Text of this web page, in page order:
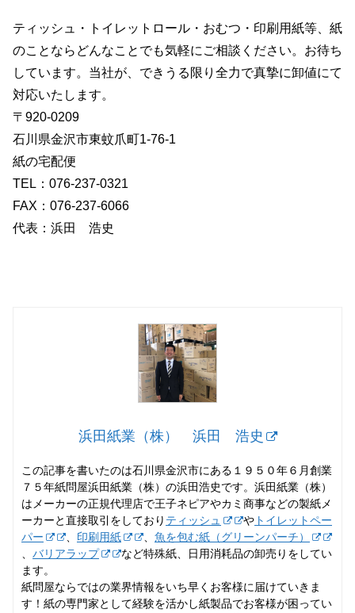
ティッシュ・トイレットロール・おむつ・印刷用紙等、紙
のことならどんなことでも気軽にご相談ください。お待ち
しています。当社が、できうる限り全力で真摯に卸値にて
対応いたします。
〒920‐0209
石川県金沢市東蚊爪町1‐76‐1
紙の宅配便
TEL：076-237‐0321
FAX：076-237‐6066
代表：浜田 浩史
浜田紙業（株） 浜田 浩史
この記事を書いたのは石川県金沢市にある１９５０年６月創業
７５年紙問屋浜田紙業（株）の浜田浩史です。浜田紙業（株）
はメーカーの正規代理店で王子ネピアやカミ商事などの製紙メ
ーカーと直接取引をしており ティッシュ や トイレットペー
パー
印刷用紙
魚を包む紙（グリーンパーチ）
バリアラップ
など特殊紙、日用消耗品の卸売りをしてい
ます。
紙問屋ならではの業界情報をいち早くお客様に届けていきま
す！紙の専門家として経験を活かし紙製品でお客様が困ってい